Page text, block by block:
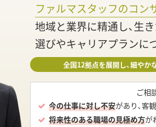
ファルマスタッフのコン
地域と業界に精通し、生
選びやキャリアプランに
全国12拠点を展開し、細やか
ご相
今の仕事に対し不安があり、客
将来性のある職場の見極め方が